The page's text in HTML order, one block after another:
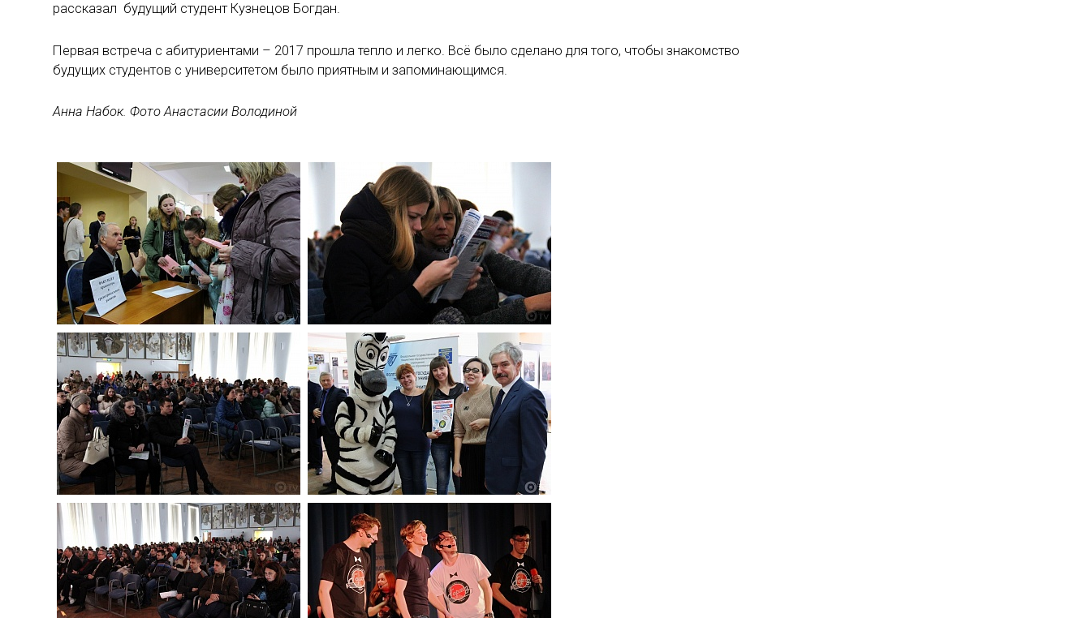
рассказал будущий студент Кузнецов Богдан.
Первая встреча с абитуриентами – 2017 прошла тепло и легко. Всё было сделано для того, чтобы знакомство
будущих студентов с университетом было приятным и запоминающимся.
Анна Набок. Фото Анастасии Володиной